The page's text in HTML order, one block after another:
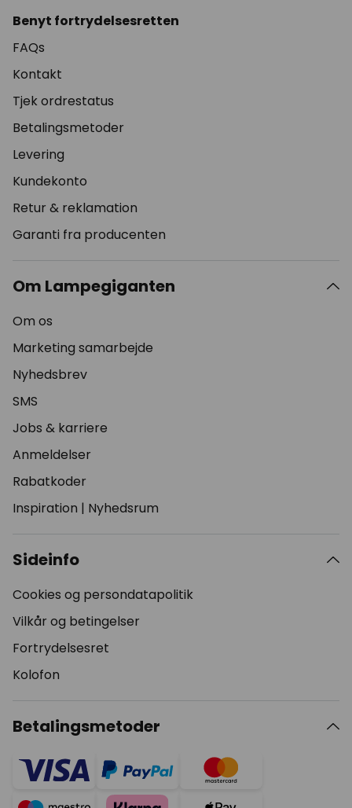
Benyt fortrydelsesretten
FAQs
Kontakt
Tjek ordrestatus
Betalingsmetoder
Levering
Kundekonto
Retur & reklamation
Garanti fra producenten
Om Lampegiganten
Om os
Marketing samarbejde
Nyhedsbrev
SMS
Jobs & karriere
Anmeldelser
Rabatkoder
Inspiration | Nyhedsrum
Sideinfo
Cookies og persondatapolitik
Vilkår og betingelser
Fortrydelsesret
Kolofon
Betalingsmetoder